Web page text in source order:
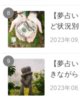
8
【夢占
ど状況
2023年09
9
【夢占
きなが
2023年08